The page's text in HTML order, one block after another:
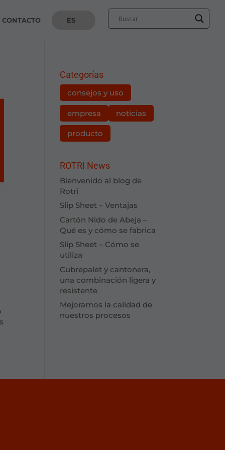
CONTACTO ES
Categorías
consejos y uso
empresa noticias
producto
ROTRI News
Bienvenido al blog de
Rotri
Slip Sheet – Ventajas
Cartón Nido de Abeja –
Qué es y cómo se fabrica
Slip Sheet – Cómo se
utiliza
Cubrepalet y cantonera,
una combinación ligera y
resistente
Mejoramos la calidad de
nuestros procesos